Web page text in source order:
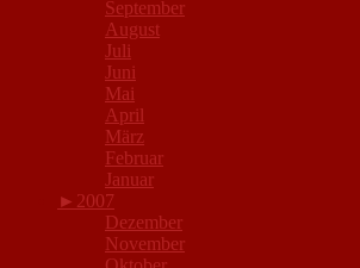
September
August
Juli
Juni
Mai
April
März
Februar
Januar
► 2007
Dezember
November